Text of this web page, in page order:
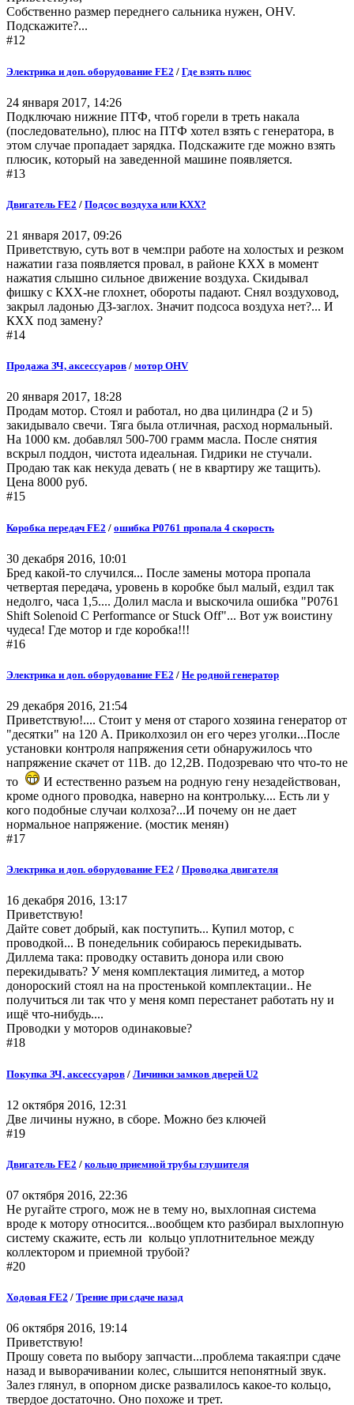
Собственно размер переднего сальника нужен, OHV.
Подскажите?...
#12
Электрика и доп. оборудование FE2 / Где взять плюс
24 января 2017, 14:26
Подключаю нижние ПТФ, чтоб горели в треть накала
(последовательно), плюс на ПТФ хотел взять с генератора, в
этом случае пропадает зарядка. Подскажите где можно взять
плюсик, который на заведенной машине появляется.
#13
Двигатель FE2 / Подсос воздуха или КХХ?
21 января 2017, 09:26
Приветствую, суть вот в чем:при работе на холостых и резком
нажатии газа появляется провал, в районе КХХ в момент
нажатия слышно сильное движение воздуха. Скидывал
фишку с КХХ-не глохнет, обороты падают. Снял воздуховод,
закрыл ладонью ДЗ-заглох. Значит подсоса воздуха нет?... И
КХХ под замену?
#14
Продажа ЗЧ, аксессуаров / мотор OHV
20 января 2017, 18:28
Продам мотор. Стоял и работал, но два цилиндра (2 и 5)
закидывало свечи. Тяга была отличная, расход нормальный.
На 1000 км. добавлял 500-700 грамм масла. После снятия
вскрыл поддон, чистота идеальная. Гидрики не стучали.
Продаю так как некуда девать ( не в квартиру же тащить).
Цена 8000 руб.
#15
Коробка передач FE2 / ошибка Р0761 пропала 4 скорость
30 декабря 2016, 10:01
Бред какой-то случился... После замены мотора пропала
четвертая передача, уровень в коробке был малый, ездил так
недолго, часа 1,5.... Долил масла и выскочила ошибка "P0761
Shift Solenoid C Performance or Stuck Off"... Вот уж воистину
чудеса! Где мотор и где коробка!!!
#16
Электрика и доп. оборудование FE2 / Не родной генератор
29 декабря 2016, 21:54
Приветствую!.... Стоит у меня от старого хозяина генератор от
"десятки" на 120 А. Приколхозил он его через уголки...После
установки контроля напряжения сети обнаружилось что
напряжение скачет от 11В. до 12,2В. Подозреваю что что-то не
то
И естественно разъем на родную гену незадействован,
кроме одного проводка, наверно на контрольку.... Есть ли у
кого подобные случаи колхоза?...И почему он не дает
нормальное напряжение. (мостик менян)
#17
Электрика и доп. оборудование FE2 / Проводка двигателя
16 декабря 2016, 13:17
Приветствую!
Дайте совет добрый, как поступить... Купил мотор, с
проводкой... В понедельник собираюсь перекидывать.
Диллема така: проводку оставить донора или свою
перекидывать? У меня комплектация лимитед, а мотор
донороский стоял на на простенькой комплектации.. Не
получиться ли так что у меня комп перестанет работать ну и
ищё что-нибудь....
Проводки у моторов одинаковые?
#18
Покупка ЗЧ, аксессуаров / Личинки замков дверей U2
12 октября 2016, 12:31
Две личины нужно, в сборе. Можно без ключей
#19
Двигатель FE2 / кольцо приемной трубы глушителя
07 октября 2016, 22:36
Не ругайте строго, мож не в тему но, выхлопная система
вроде к мотору относится...вообщем кто разбирал выхлопную
систему скажите, есть ли кольцо уплотнительное между
коллектором и приемной трубой?
#20
Ходовая FE2 / Трение при сдаче назад
06 октября 2016, 19:14
Приветствую!
Прошу совета по выбору запчасти...проблема такая:при сдаче
назад и выворачивании колес, слышится непонятный звук.
Залез глянул, в опорном диске развалилось какое-то кольцо,
твердое достаточно. Оно похоже и трет.